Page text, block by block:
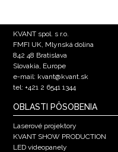
KVANT spol. s r.o.
FMFI UK, Mlynská dolina
842 48 Bratislava
Slovakia, Europe
e-mail: kvant@kvant.sk
tel: +421 2 6541 1344
OBLASTI PÔSOBENIA
Laserové projektory
KVANT SHOW PRODUCTION
LED videopanely